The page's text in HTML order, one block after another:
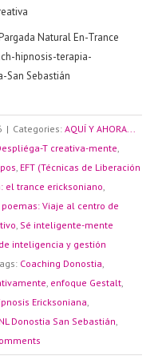
Natural En-Trance
hipnosis-terapia-
San Sebastián
| Categories: AQUÍ Y AHORA...
T creativa-mente
EFT (Técnicas de Liberación
el trance ericksoniano
Viaje al centro de
Sé inteligente-mente
inteligencia y gestión
Coaching Donostia
enfoque Gestalt
Ericksoniana
Donostia San Sebastián